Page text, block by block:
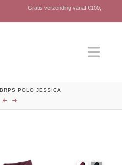
Gratis verzending vanaf €100,-
BRPS POLO JESSICA